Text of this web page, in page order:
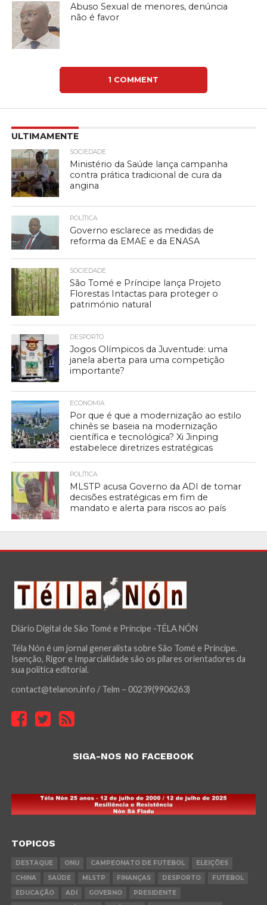
Abuso Sexual de menores, denúncia
não é favor
1 COMMENT
ULTIMAMENTE
SOCIEDADE
Ministério da Saúde lança campanha
contra prática tradicional de cura da
angina
POLÍTICA
Governo esclarece as medidas de
reforma da EMAE e da ENASA
SOCIEDADE
São Tomé e Príncipe lança Projeto
Florestas Intactas para proteger o
património natural
DESPORTO
Jogos Olímpicos da Juventude: uma
janela aberta para uma competição
importante?
ECONOMIA
Por que é que a modernização ao estilo
chinês se baseia na modernização
científica e tecnológica? Xi Jinping
estabelece diretrizes estratégicas
POLÍTICA
MLSTP acusa Governo da ADI de tomar
decisões estratégicas em fim de
mandato e alerta para riscos ao país
Diário Digital de São Tomé e Príncipe -TÉLA NÓN
Téla Nón é um jornal generalista sobre São Tomé e Príncipe.
Isenção, Rigor e Imparcialidade são os pilares orientadores da
sua política editorial.
contact@telanon.info / Telm – 00239(9906263)
SIGA-NOS NO FACEBOOK
TOPICOS
DESTAQUE ONU CAMPEONATO DE FUTEBOL
ELEIÇÕES
CHINA
SAÚDE MLSTP FINANÇAS DESPORTO
FUTEBOL
EDUCAÇÃO
ADI GOVERNO
PRESIDENTE